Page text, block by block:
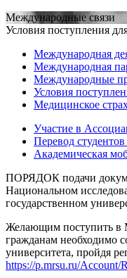
Международные связи
Условия поступления
Международная
Международная
Международные
Условия
Медицинское
Участие в
Перевод
Академическая
ПОРЯДОК подачи
Национальном
государственном
Желающим поступить
гражданам необходимо
университета, пройдя
https://p.mrsu.ru/Account/